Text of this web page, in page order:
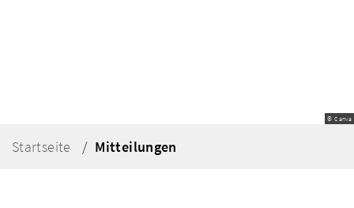
© Canva
Startseite Mitteilungen